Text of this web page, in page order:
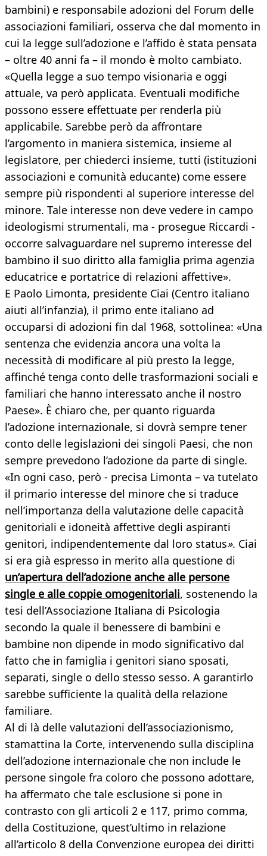
bambini) e responsabile adozioni del Forum delle
associazioni familiari, osserva che dal momento in
cui la legge sull’adozione e l’affido è stata pensata
– oltre 40 anni fa – il mondo è molto cambiato.
«Quella legge a suo tempo visionaria e oggi
attuale, va però applicata. Eventuali modifiche
possono essere effettuate per renderla più
applicabile. Sarebbe però da affrontare
l’argomento in maniera sistemica, insieme al
legislatore, per chiederci insieme, tutti (istituzioni
associazioni e comunità educante) come essere
sempre più rispondenti al superiore interesse del
minore. Tale interesse non deve vedere in campo
ideologismi strumentali, ma - prosegue Riccardi -
occorre salvaguardare nel supremo interesse del
bambino il suo diritto alla famiglia prima agenzia
educatrice e portatrice di relazioni affettive».
E Paolo Limonta, presidente Ciai (Centro italiano
aiuti all’infanzia), il primo ente italiano ad
occuparsi di adozioni fin dal 1968, sottolinea: «Una
sentenza che evidenzia ancora una volta la
necessità di modificare al più presto la legge,
affinché tenga conto delle trasformazioni sociali e
familiari che hanno interessato anche il nostro
Paese». È chiaro che, per quanto riguarda
l’adozione internazionale, si dovrà sempre tener
conto delle legislazioni dei singoli Paesi, che non
sempre prevedono l’adozione da parte di single.
«In ogni caso, però - precisa Limonta – va tutelato
il primario interesse del minore che si traduce
nell’importanza della valutazione delle capacità
genitoriali e idoneità affettive degli aspiranti
genitori, indipendentemente dal loro status». Ciai
si era già espresso in merito alla questione di
un’apertura dell’adozione anche alle persone
single e alle coppie omogenitoriali, sostenendo la
tesi dell’Associazione Italiana di Psicologia
secondo la quale il benessere di bambini e
bambine non dipende in modo significativo dal
fatto che in famiglia i genitori siano sposati,
separati, single o dello stesso sesso. A garantirlo
sarebbe sufficiente la qualità della relazione
familiare.
Al di là delle valutazioni dell’associazionismo,
stamattina la Corte, intervenendo sulla disciplina
dell’adozione internazionale che non include le
persone singole fra coloro che possono adottare,
ha affermato che tale esclusione si pone in
contrasto con gli articoli 2 e 117, primo comma,
della Costituzione, quest’ultimo in relazione
all’articolo 8 della Convenzione europea dei diritti